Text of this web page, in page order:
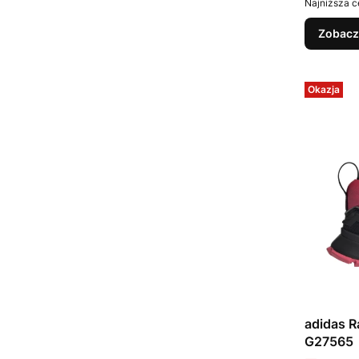
Najniższa
Okazja
adidas
G27565